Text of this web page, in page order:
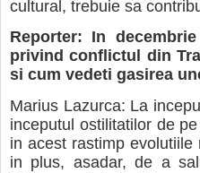
cultural, trebuie sa
Reporter: In
privind conflictul din
si cum vedeti gasirea
Marius Lazurca: La
inceputul ostilitatilor de
in acest rastimp
in plus, asadar, de a